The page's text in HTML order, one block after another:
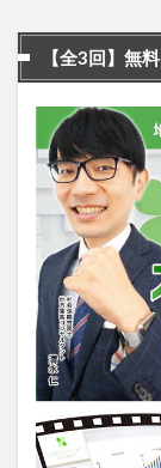
【全3回】無